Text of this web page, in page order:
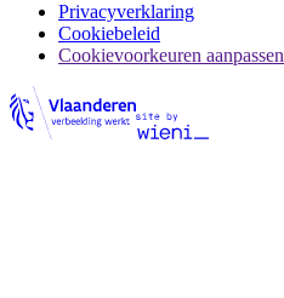
Privacyverklaring
Cookiebeleid
Cookievoorkeuren aanpassen